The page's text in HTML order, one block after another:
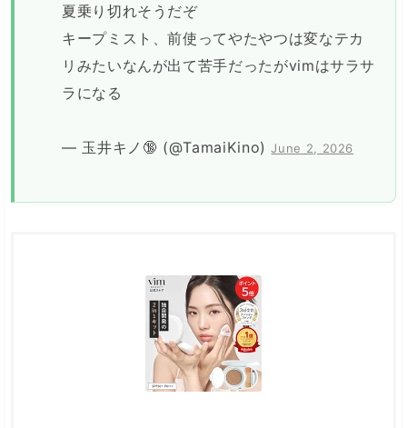
夏乗り切れそうだぞ
キープミスト、前使ってやたやつは変なテカ
リみたいなんが出て苦手だったがvimはサラサ
ラになる
— 玉井キノ🔞 (@TamaiKino)June 2, 2026